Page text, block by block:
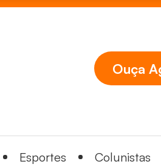
Ouça
Esportes Colunistas